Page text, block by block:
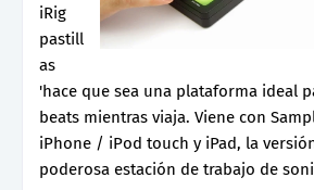
iRig
pastill
as
'hace que sea una plataforma ideal
beats mientras viaja. Viene con
iPhone / iPod touch y iPad, la
poderosa estación de trabajo de